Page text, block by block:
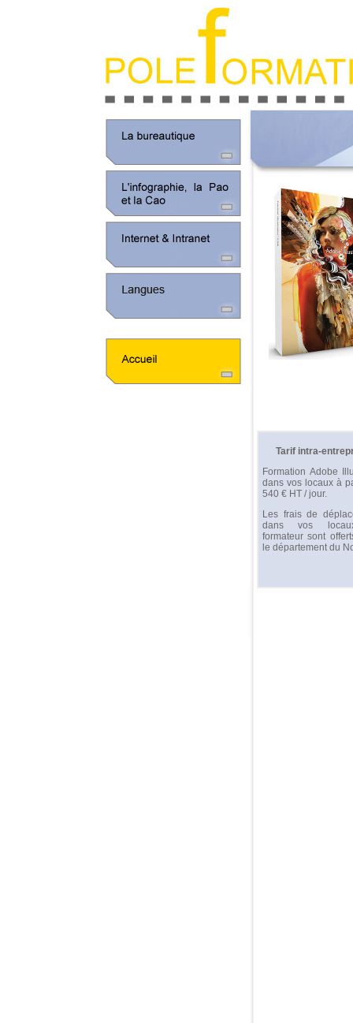
Tarif intra-
Formation Adobe
dans vos locaux à
540 € HT / jour.
Les frais de
dans vos
formateur sont
le département du